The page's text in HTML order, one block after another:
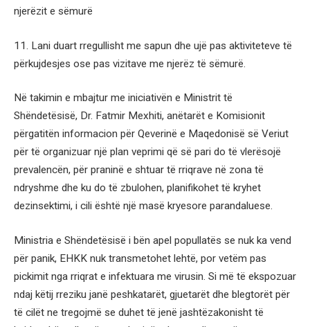
njerëzit e sëmurë
11. Lani duart rregullisht me sapun dhe ujë pas aktiviteteve të
përkujdesjes ose pas vizitave me njerëz të sëmurë.
Në takimin e mbajtur me iniciativën e Ministrit të
Shëndetësisë, Dr. Fatmir Mexhiti, anëtarët e Komisionit
përgatitën informacion për Qeverinë e Maqedonisë së Veriut
për të organizuar një plan veprimi që së pari do të vlerësojë
prevalencën, për praninë e shtuar të rriqrave në zona të
ndryshme dhe ku do të zbulohen, planifikohet të kryhet
dezinsektimi, i cili është një masë kryesore parandaluese.
Ministria e Shëndetësisë i bën apel popullatës se nuk ka vend
për panik, EHKK nuk transmetohet lehtë, por vetëm pas
pickimit nga rriqrat e infektuara me virusin. Si më të ekspozuar
ndaj këtij rreziku janë peshkatarët, gjuetarët dhe blegtorët për
të cilët ne tregojmë se duhet të jenë jashtëzakonisht të